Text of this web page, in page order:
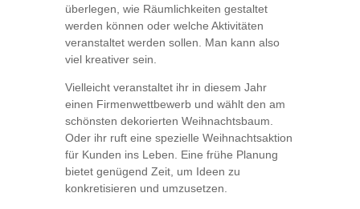
überlegen, wie Räumlichkeiten gestaltet
werden können oder welche Aktivitäten
veranstaltet werden sollen.
Man kann also
viel kreativer sein.
Vielleicht veranstaltet ihr in diesem Jahr
einen Firmenwettbewerb und wählt den am
schönsten dekorierten Weihnachtsbaum.
Oder ihr ruft eine spezielle Weihnachtsaktion
für Kunden ins Leben. Eine frühe Planung
bietet genügend Zeit, um Ideen zu
konkretisieren und umzusetzen.